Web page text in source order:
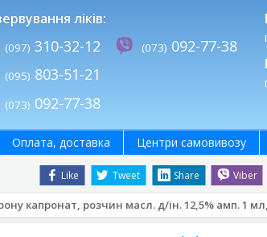
ліків:
(097) 310-32-12
(095) 803-51-21
(073) 092-77-38
(073) 092-77-38
Like Tweet Share Viber
Оплата, доставка Центри самовивозу
капронат, розчин масл. д/ін. 12,5% амп. 1